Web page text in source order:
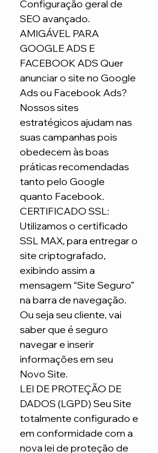
Configuração geral de
SEO avançado.
AMIGÁVEL PARA
GOOGLE ADS E
FACEBOOK ADS Quer
anunciar o site no Google
Ads ou Facebook Ads?
Nossos sites
estratégicos ajudam nas
suas campanhas pois
obedecem às boas
práticas recomendadas
tanto pelo Google
quanto Facebook.
CERTIFICADO SSL:
Utilizamos o certificado
SSL MAX, para entregar o
site criptografado,
exibindo assim a
mensagem “Site Seguro”
na barra de navegação.
Ou seja seu cliente, vai
saber que é seguro
navegar e inserir
informações em seu
Novo Site.
LEI DE PROTEÇÃO DE
DADOS (LGPD) Seu Site
totalmente configurado e
em conformidade com a
nova lei de proteção de